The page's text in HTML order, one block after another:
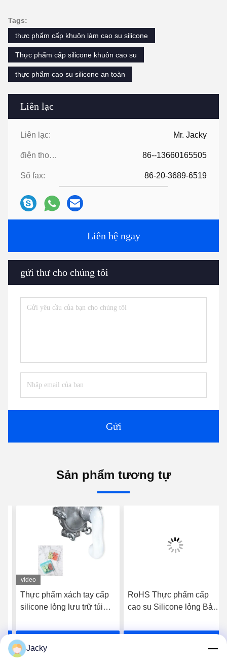
Liên lạc
Liên lạc: Mr. Jacky
điện thoại: 86--13660165505
Số fax: 86-20-3689-6519
Liên hệ ngay
gửi thư cho chúng tôi
Gửi
Tags:
thực phẩm cấp khuôn làm cao su silicone
Thực phẩm cấp silicone khuôn cao su
thực phẩm cao su silicone an toàn
Sản phẩm tương tự
video
Thực phẩm xách tay cấp
silicone lỏng lưu trữ túi
RoHS Thực phẩm cấp
cao su Silicone lỏng Bảo
thấp
Jacky